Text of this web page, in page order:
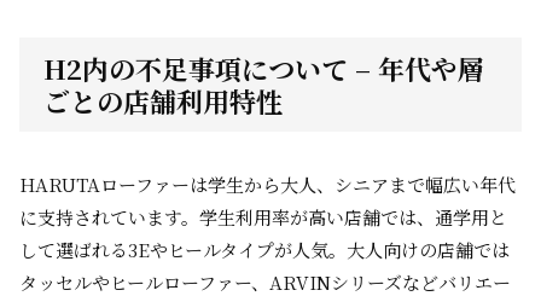
H2内の不足事項について – 年代や層
ごとの店舗利用特性
HARUTAローファーは学生から大人、シニアまで幅広い年代
に支持されています。学生利用率が高い店舗では、通学用と
して選ばれる3Eやヒールタイプが人気。大人向けの店舗では
タッセルやヒールローファー、ARVINシリーズなどバリエー